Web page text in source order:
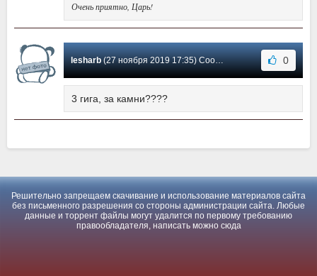
Очень приятно, Царь!
lesharb(27 ноября 2019 17:35) Сообщение #0 0
3 гига, за камни????
Решительно запрещаем скачивание и использование материалов сайта
без письменного разрешения со стороны администрации сайта. Любые
данные и торрент файлы могут удалится по первому требованию
правообладателя, написать можно сюда